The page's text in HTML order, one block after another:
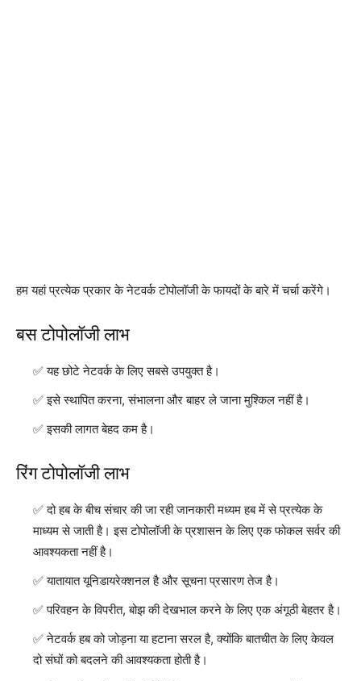
हम यहां प्रत्येक प्रकार के नेटवर्क टोपोलॉजी के फायदों के बारे में चर्चा करेंगे।
बस टोपोलॉजी लाभ
यह छोटे नेटवर्क के लिए सबसे उपयुक्त है।
इसे स्थापित करना, संभालना और बाहर ले जाना मुश्किल नहीं है।
इसकी लागत बेहद कम है।
रिंग टोपोलॉजी लाभ
दो हब के बीच संचार की जा रही जानकारी मध्यम हब में से प्रत्येक के
माध्यम से जाती है। इस टोपोलॉजी के प्रशासन के लिए एक फोकल सर्वर की
आवश्यकता नहीं है।
यातायात यूनिडायरेक्शनल है और सूचना प्रसारण तेज है।
परिवहन के विपरीत, बोझ की देखभाल करने के लिए एक अंगूठी बेहतर है।
नेटवर्क हब को जोड़ना या हटाना सरल है, क्योंकि बातचीत के लिए केवल
दो संघों को बदलने की आवश्यकता होती है।